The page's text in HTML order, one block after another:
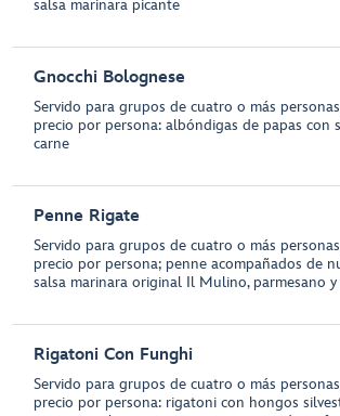
salsa marinara picante
Gnocchi Bolognese
Servido para grupos de cuatro o más
precio por persona: albóndigas de papas con
carne
Penne Rigate
Servido para grupos de cuatro o más
precio por persona; penne acompañados de
salsa marinara original Il Mulino, parmesano
Rigatoni Con Funghi
Servido para grupos de cuatro o más
precio por persona: rigatoni con hongos